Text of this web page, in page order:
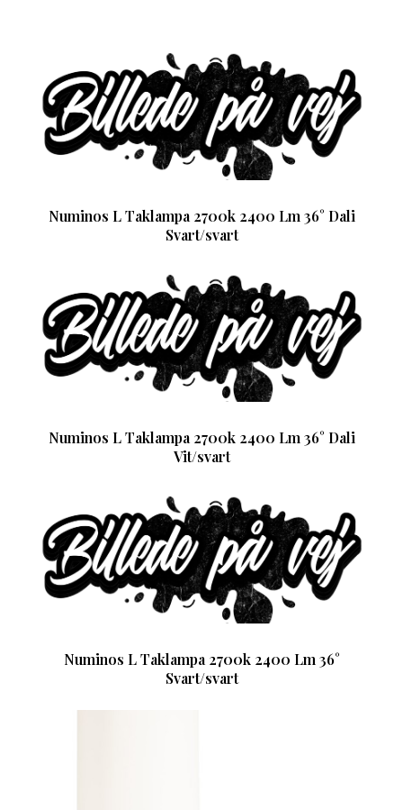
Numinos L Taklampa 2700k 2400 Lm 36° Dali
Svart/svart
Numinos L Taklampa 2700k 2400 Lm 36° Dali
Vit/svart
Numinos L Taklampa 2700k 2400 Lm 36°
Svart/svart